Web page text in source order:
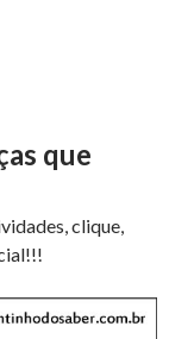
que
clique,